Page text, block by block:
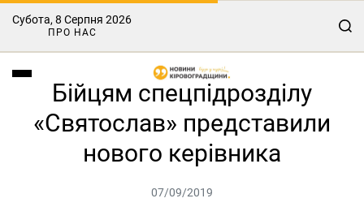
Субота, 8 Серпня 2026
ПРО НАС
Бійцям спецпідрозділу
«Святослав» представили
нового керівника
07/09/2019